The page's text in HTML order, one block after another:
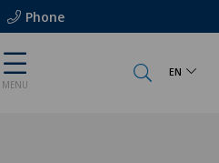
Phone
MENU
EN